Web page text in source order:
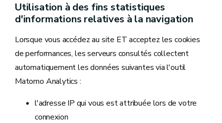
Utilisation à des fins statistiques
d'informations relatives à la navigation
Lorsque vous accédez au site ET acceptez les cookies
de performances, les serveurs consultés collectent
automatiquement les données suivantes via l'outil
Matomo Analytics :
l'adresse IP qui vous est attribuée lors de votre
connexion